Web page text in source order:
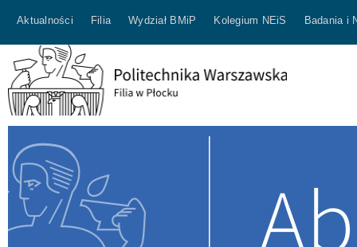
Aktualności Filia Wydział BMiP Kolegium NEiS Badania i